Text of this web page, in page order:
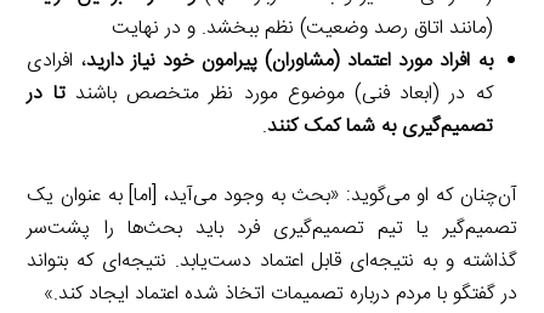
(مانند اتاق رصد وضعیت) نظم ببخشد. و در نهایت
به افراد مورد اعتماد (مشاوران) پیرامون خود نیاز دارید، افرادی
که در (ابعاد فنی) موضوع مورد نظر متخصص باشندتا در
تصمیم‌گیری به شما کمک کنند.
آن‌چنان که او می‌گوید: «بحث به وجود می‌آید، [اما] به عنوان یک
تصمیم‌گیر یا تیم تصمیم‌گیری فرد باید بحث‌ها را پشت‌سر
گذاشته و به نتیجه‌ای قابل اعتماد دست‌یابد. نتیجه‌ای که بتواند
در گفتگو با مردم درباره تصمیمات اتخاذ شده اعتماد ایجاد کند.»